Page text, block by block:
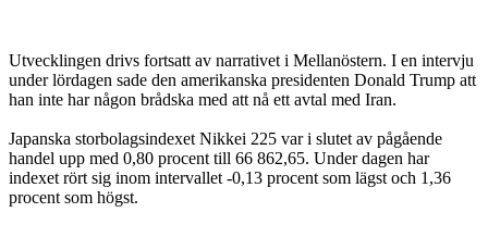
Utvecklingen drivs fortsatt av narrativet i Mellanöstern. I en intervju
under lördagen sade den amerikanska presidenten Donald Trump att
han inte har någon brådska med att nå ett avtal med Iran.
Japanska storbolagsindexet Nikkei 225 var i slutet av pågående
handel upp med 0,80 procent till 66 862,65. Under dagen har
indexet rört sig inom intervallet -0,13 procent som lägst och 1,36
procent som högst.